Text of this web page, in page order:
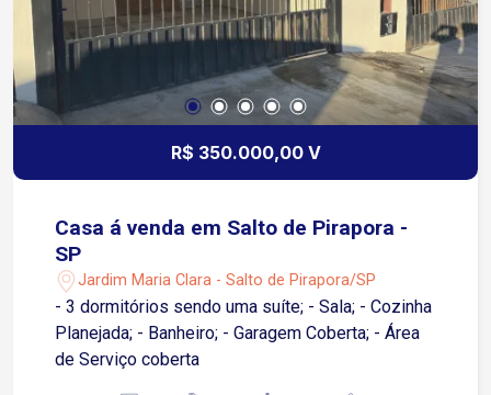
R$ 350.000,00 V
Casa á venda em Salto de Pirapora -
SP
Jardim Maria Clara - Salto de Pirapora/SP
- 3 dormitórios sendo uma suíte; - Sala; - Cozinha
Planejada; - Banheiro; - Garagem Coberta; - Área
de Serviço coberta